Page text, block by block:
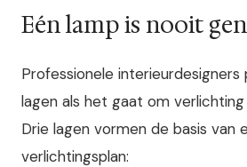
Eén lamp is nooit
Professionele
lagen als het gaat om
Drie lagen vormen de basis van
verlichtingsplan: